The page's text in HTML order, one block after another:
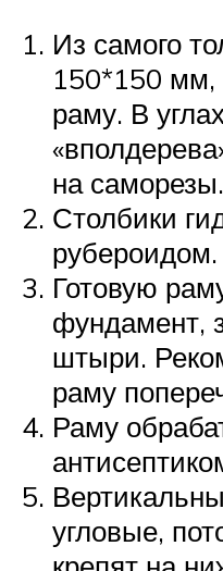
Из самого
150*150
раму. В
на саморезы.
Столбики
рубероидом.
Готовую
фундамент,
штыри.
раму
Раму
угловые,